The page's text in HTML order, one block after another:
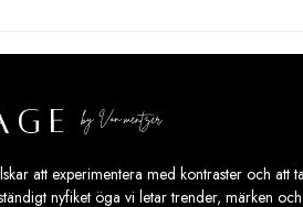
att experimentera med kontraster och att
nyfiket öga vi letar trender, märken